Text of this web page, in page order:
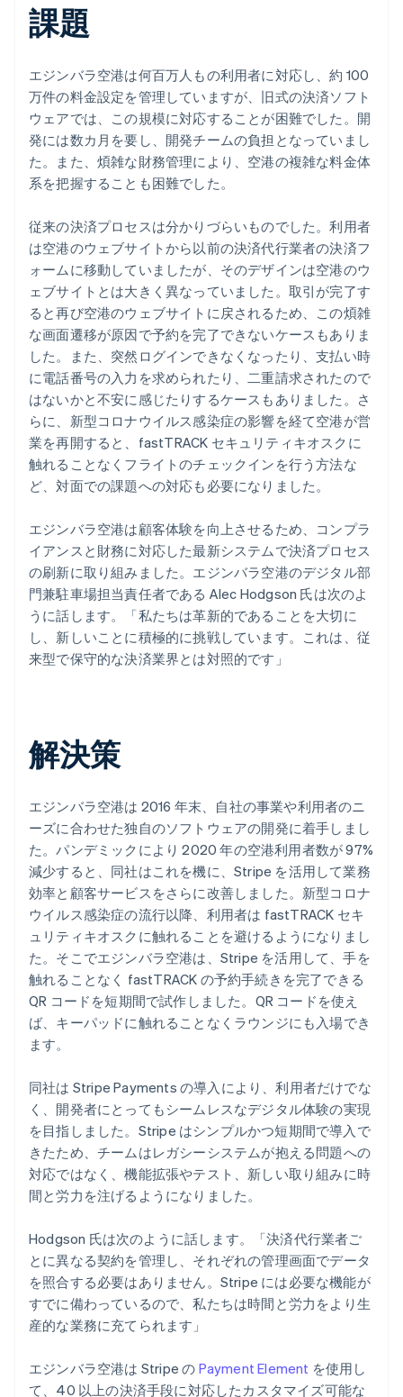
ご覧ください。
こちらをご覧ください
課題
エジンバラ空港は何百万人もの利用者に対応し、約 100
万件の料金設定を管理していますが、旧式の決済ソフト
ウェアでは、この規模に対応することが困難でした。開
発には数カ月を要し、開発チームの負担となっていまし
た。また、煩雑な財務管理により、空港の複雑な料金体
系を把握することも困難でした。
従来の決済プロセスは分かりづらいものでした。利用者
は空港のウェブサイトから以前の決済代行業者の決済フ
ォームに移動していましたが、そのデザインは空港のウ
ェブサイトとは大きく異なっていました。取引が完了す
ると再び空港のウェブサイトに戻されるため、この煩雑
な画面遷移が原因で予約を完了できないケースもありま
した。また、突然ログインできなくなったり、支払い時
に電話番号の入力を求められたり、二重請求されたので
はないかと不安に感じたりするケースもありました。さ
らに、新型コロナウイルス感染症の影響を経て空港が営
業を再開すると、fastTRACK セキュリティキオスクに
触れることなくフライトのチェックインを行う方法な
ど、対面での課題への対応も必要になりました。
エジンバラ空港は顧客体験を向上させるため、コンプラ
イアンスと財務に対応した最新システムで決済プロセス
の刷新に取り組みました。エジンバラ空港のデジタル部
門兼駐車場担当責任者である Alec Hodgson 氏は次のよ
うに話します。「私たちは革新的であることを大切に
し、新しいことに積極的に挑戦しています。これは、従
来型で保守的な決済業界とは対照的です」
解決策
エジンバラ空港は 2016 年末、自社の事業や利用者のニ
ーズに合わせた独自のソフトウェアの開発に着手しまし
た。パンデミックにより 2020 年の空港利用者数が 97%
減少すると、同社はこれを機に、Stripe を活用して業務
効率と顧客サービスをさらに改善しました。新型コロナ
ウイルス感染症の流行以降、利用者は fastTRACK セキ
ュリティキオスクに触れることを避けるようになりまし
た。そこでエジンバラ空港は、Stripe を活用して、手を
触れることなく fastTRACK の予約手続きを完了できる
QR コードを短期間で試作しました。QR コードを使え
ば、キーパッドに触れることなくラウンジにも入場でき
ます。
同社は Stripe Payments の導入により、利用者だけでな
く、開発者にとってもシームレスなデジタル体験の実現
を目指しました。Stripe はシンプルかつ短期間で導入で
きたため、チームはレガシーシステムが抱える問題への
対応ではなく、機能拡張やテスト、新しい取り組みに時
間と労力を注げるようになりました。
Hodgson 氏は次のように話します。「決済代行業者ご
とに異なる契約を管理し、それぞれの管理画面でデータ
を照合する必要はありません。Stripe には必要な機能が
すでに備わっているので、私たちは時間と労力をより生
産的な業務に充てられます」
エジンバラ空港は Stripe の Payment Element を使用し
て、40 以上の決済手段に対応したカスタマイズ可能な